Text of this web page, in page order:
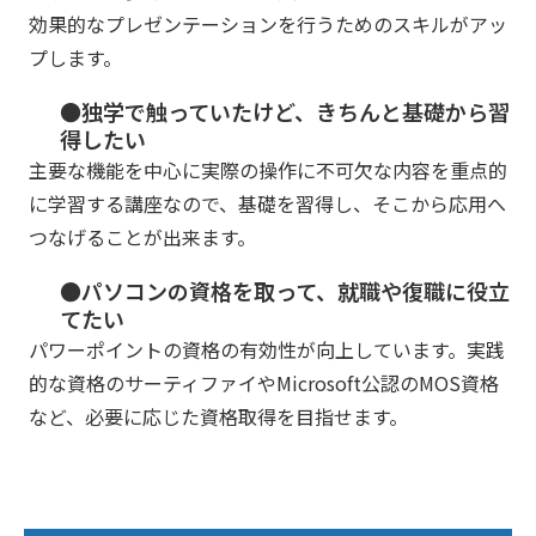
効果的なプレゼンテーションを行うためのスキルがアッ
プします。
●独学で触っていたけど、きちんと基礎から習
得したい
主要な機能を中心に実際の操作に不可欠な内容を重点的
に学習する講座なので、基礎を習得し、そこから応用へ
つなげることが出来ます。
●パソコンの資格を取って、就職や復職に役立
てたい
パワーポイントの資格の有効性が向上しています。実践
的な資格のサーティファイやMicrosoft公認のMOS資格
など、必要に応じた資格取得を目指せます。